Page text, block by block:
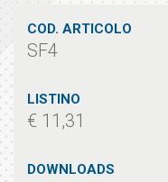
COD. ARTICOLO
SF4
LISTINO
€ 11,31
DOWNLOADS